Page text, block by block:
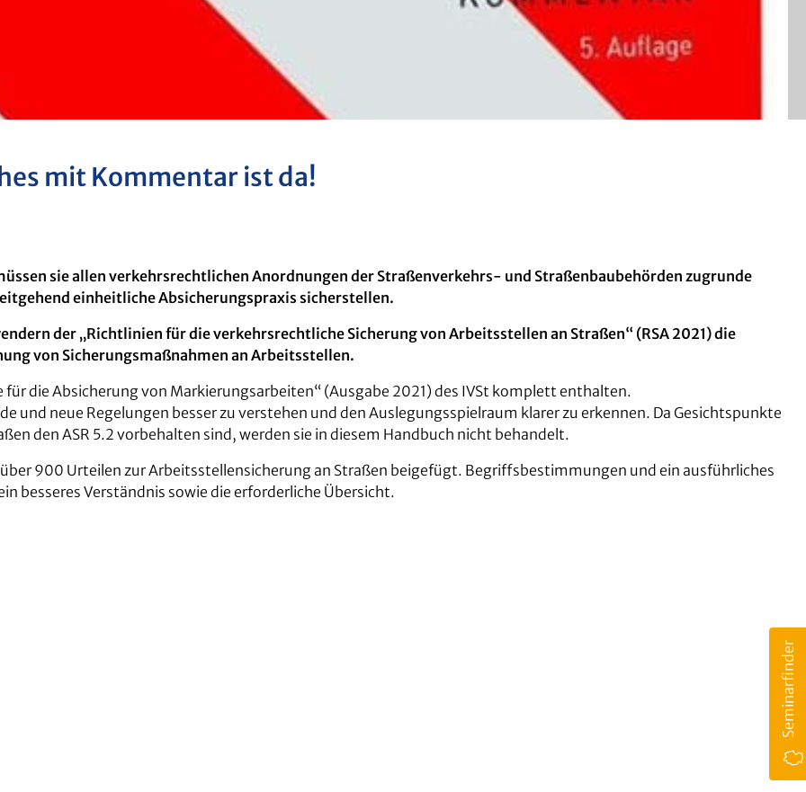
mit Kommentar ist da!
sie allen verkehrsrechtlichen Anordnungen der Straßenverkehrs- und Straßenbaubehörden zugrunde
einheitliche Absicherungspraxis sicherstellen.
der „Richtlinien für die verkehrsrechtliche Sicherung von Arbeitsstellen an Straßen“ (RSA 2021) die
von Sicherungsmaßnahmen an Arbeitsstellen.
die Absicherung von Markierungsarbeiten“ (Ausgabe 2021) des IVSt komplett enthalten.
und neue Regelungen besser zu verstehen und den Auslegungsspielraum klarer zu erkennen. Da Gesichtspunkte
den ASR 5.2 vorbehalten sind, werden sie in diesem Handbuch nicht behandelt.
900 Urteilen zur Arbeitsstellensicherung an Straßen beigefügt. Begriffsbestimmungen und ein ausführliches
besseres Verständnis sowie die erforderliche Übersicht.
Kontakt
Seminarfinder